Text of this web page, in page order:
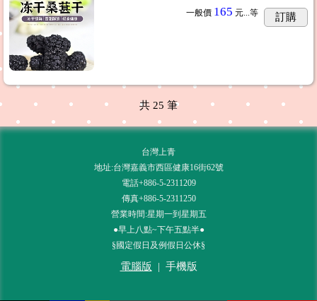
一般價 165 元... 等 訂購
共 25 筆
台灣上青
地址:台灣嘉義市西區健康16街62號
電話+886-5-2311209
傳真+886-5-2311250
營業時間:星期一到星期五
●早上八點~下午五點半●
§國定假日及例假日公休§
電腦版 | 手機版